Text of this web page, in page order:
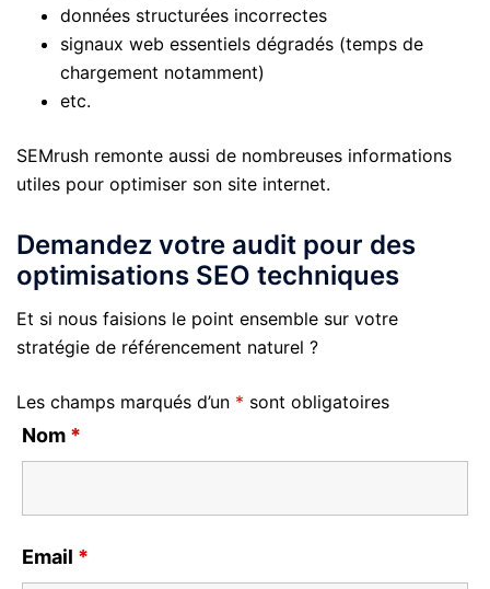
données structurées incorrectes
signaux web essentiels dégradés (temps de
chargement notamment)
etc.
SEMrush remonte aussi de nombreuses informations
utiles pour optimiser son site internet.
Demandez votre audit pour des
optimisations SEO techniques
Et si nous faisions le point ensemble sur votre
stratégie de référencement naturel ?
Les champs marqués d’un * sont obligatoires
Nom *
Email *